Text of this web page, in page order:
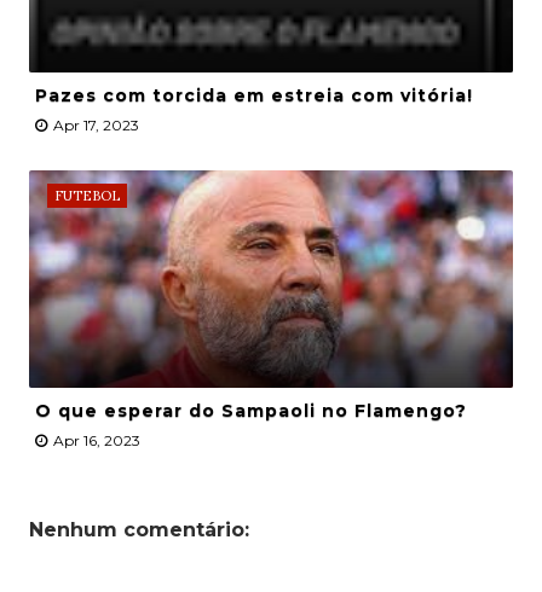
Pazes com torcida em estreia com vitória!
Apr 17, 2023
FUTEBOL
O que esperar do Sampaoli no Flamengo?
Apr 16, 2023
Nenhum comentário: